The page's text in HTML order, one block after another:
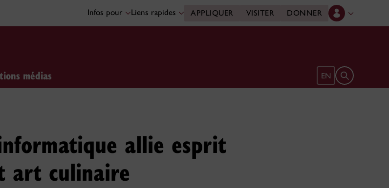
Infos pour Liens rapides APPLIQUER VISITER DONNER
médias EN Ouvrir le
allie esprit
art culinaire